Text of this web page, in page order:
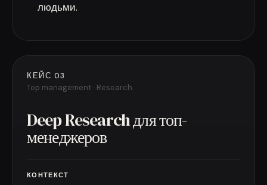
людьми.
КЕЙС 03
Top management · Research
Deep Research для топ-
менеджеров
КОНТЕКСТ